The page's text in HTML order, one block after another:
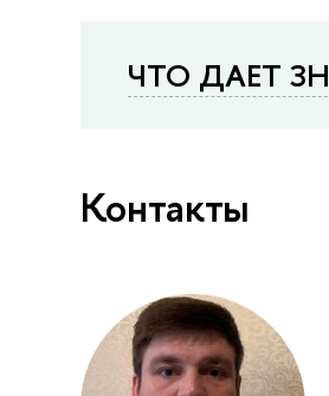
ЧТО ДАЕТ
Контакты